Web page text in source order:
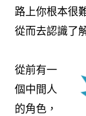
路上你根本很
從而去認識了
從前有一
個中間人
的角色，